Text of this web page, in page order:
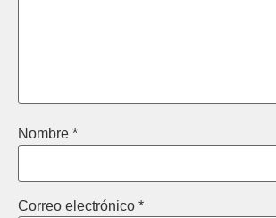
Nombre *
Correo electrónico *